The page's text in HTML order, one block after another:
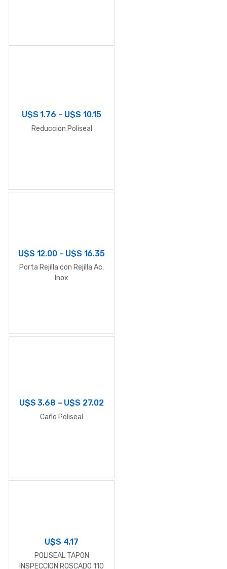
U$S1.76 – U$S 10.15
Reduccion Poliseal
U$S 12.00– U$S 16.35
Porta Rejilla con Rejilla Ac.
Inox
U$S3.68 – U$S 27.02
Caño Poliseal
U$S 4.17
POLISEAL TAPON
INSPECCION ROSCADO 110